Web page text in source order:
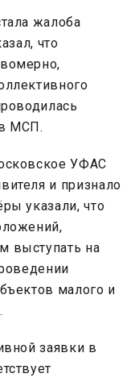
жалоба
что
МСП.
УФАС
и признало
указали, что
выступать на
малого и
заявки в